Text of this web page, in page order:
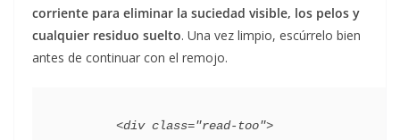
corriente para eliminar la suciedad visible, los pelos y
cualquier residuo suelto. Una vez limpio, escúrrelo bien
antes de continuar con el remojo.